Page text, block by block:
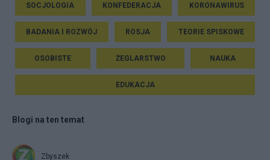
SOCJOLOGIA KONFEDERACJA KORONAWIRUS
BADANIA I ROZWÓJ ROSJA TEORIE SPISKOWE
OSOBISTE ŻEGLARSTWO NAUKA
EDUKACJA
Blogi na ten temat
Zbyszek